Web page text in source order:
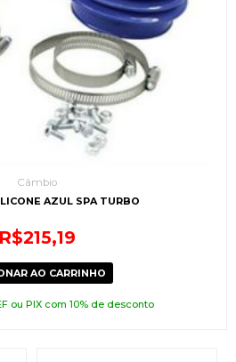
Câmbio
AZUL SPA TURBO
R$215,19
AO CARRINHO
ou PIX com 10% de desconto